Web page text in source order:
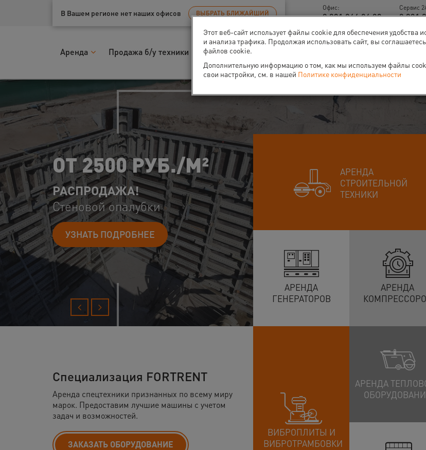
Ваш город:Нижний Новгород
В Вашем регионе нет наших офисов ВЫБРАТЬ БЛИЖАЙШИЙ
Офис:
8 831 266 06 93
Сервис
8 831
Аренда Продажа б/у техники Запчасти
ПОИСК СТАЛ
ПРОЩЕ!
Лидер российского рынка
аренды строительной техники
и оборудования
Специализация FORTRENT
Аренда спецтехники признанных по всему миру
марок. Предоставим лучшие машины с учетом
задач и возможностей.
ЗАКАЗАТЬ ОБОРУДОВАНИЕ
АРЕНДА
СТРОИТЕЛЬНОЙ
ТЕХНИКИ
АРЕНДА
ГЕНЕРАТОРОВ
АРЕНДА
ВИБРОПЛИТЫ И
ВИБРОТРАМБОВКИ
АРЕНДА
Этот веб-сайт использует файлы cookie для обеспечения удобства
и анализа трафика. Продолжая использовать сайт, вы
файлов cookie.
Дополнительную информацию о том, как мы используем файлы
свои настройки, см. в нашей Политике конфиденциальности